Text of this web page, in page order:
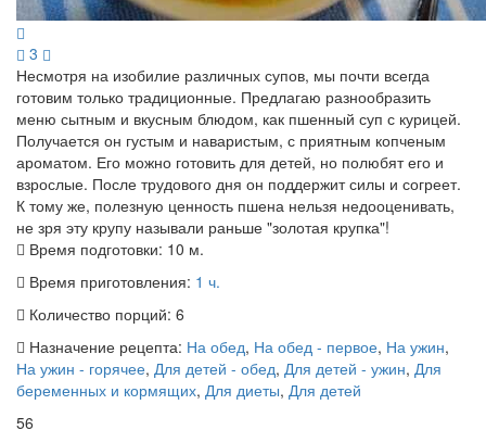
3
Несмотря на изобилие различных супов, мы почти всегда
готовим только традиционные. Предлагаю разнообразить
меню сытным и вкусным блюдом, как пшенный суп с курицей.
Получается он густым и наваристым, с приятным копченым
ароматом. Его можно готовить для детей, но полюбят его и
взрослые. После трудового дня он поддержит силы и согреет.
К тому же, полезную ценность пшена нельзя недооценивать,
не зря эту крупу называли раньше "золотая крупка"!
Время подготовки: 10 м.
Время приготовления: 1 ч.
Количество порций: 6
Назначение рецепта: На обед, На обед - первое, На ужин,
На ужин - горячее, Для детей - обед, Для детей - ужин, Для
беременных и кормящих, Для диеты, Для детей
56